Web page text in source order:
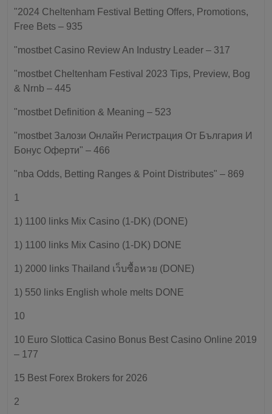
"2024 Cheltenham Festival Betting Offers, Promotions,
Free Bets – 935
"mostbet Casino Review An Industry Leader – 317
"mostbet Cheltenham Festival 2023 Tips, Preview, Bog
& Nrnb – 445
"mostbet Definition & Meaning – 523
"mostbet Залози Онлайн Регистрация От България И
Бонус Оферти" – 466
"nba Odds, Betting Ranges & Point Distributes" – 869
1
1) 1100 links Mix Casino (1-DK) (DONE)
1) 1100 links Mix Casino (1-DK) DONE
1) 2000 links Thailand เว็บซื้อหวย (DONE)
1) 550 links English whole melts DONE
10
10 Euro Slottica Casino Bonus Best Casino Online 2019
– 177
15 Best Forex Brokers for 2026
2